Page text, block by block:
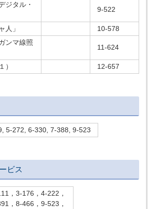
ジタル・
9-522
人」
10-578
ンマ線照
11-624
） 12-657
5-272, 6-330, 7-388, 9-523
ビス
，3-176，4-222，
，8-466，9-523，